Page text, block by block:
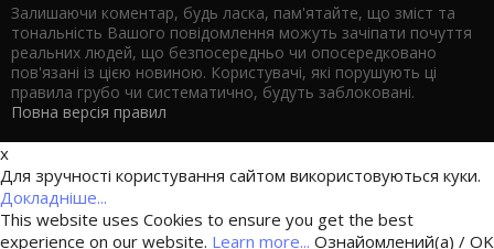
Залишаючи коментар, будь ласка, пам'ятайте, що зміст та
тональність Вашого повідомлення можуть зачіпати почуття
реальних людей, що безпосередньо чи опосередковано
пов'язані із цією новиною. Користувачі, які порушують ці
правила грубо чи систематично, будуть заблоковані.
Повна версія правил
x
Для зручності користування сайтом використовуються куки.
Докладніше...
This website uses Cookies to ensure you get the best
experience on our website. Learn more... Ознайомлений(а) / OK